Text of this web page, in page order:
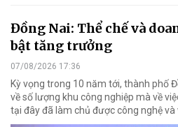
Đồng Nai: Thể chế và
bật tăng trưởng
07/08/2026 17:36
Kỳ vọng trong 10 năm tới, thành phố
về số lượng khu công nghiệp mà về
tại đây đã làm chủ được công nghệ